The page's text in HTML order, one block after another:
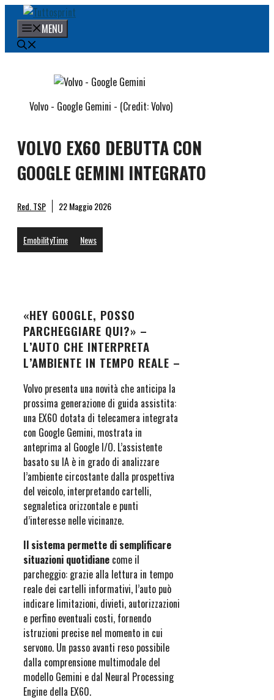
contenuto
MENU
VOLVO EX60 DEBUTTA CON
GOOGLE GEMINI INTEGRATO
Red. TSP 22 Maggio 2026
EmobilityTime News
Volvo - Google Gemini - (Credit: Volvo)
«HEY GOOGLE, POSSO
PARCHEGGIARE QUI?» –
L’AUTO CHE INTERPRETA
L’AMBIENTE IN TEMPO REALE –
Volvo presenta una novità che anticipa la
prossima generazione di guida assistita:
una EX60 dotata di telecamera integrata
con Google Gemini, mostrata in
anteprima al Google I/O. L’assistente
basato su IA è in grado di analizzare
l’ambiente circostante dalla prospettiva
del veicolo, interpretando cartelli,
segnaletica orizzontale e punti
d’interesse nelle vicinanze.
Il sistema permette di semplificare
situazioni quotidiane come il
parcheggio: grazie alla lettura in tempo
reale dei cartelli informativi, l’auto può
indicare limitazioni, divieti, autorizzazioni
e perfino eventuali costi, fornendo
istruzioni precise nel momento in cui
servono. Un passo avanti reso possibile
dalla comprensione multimodale del
modello Gemini e dal Neural Processing
Engine della EX60.